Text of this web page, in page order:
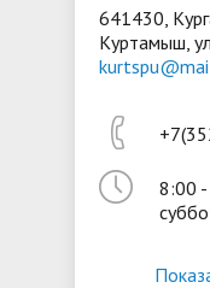
641430,
Куртамыш,
8:00